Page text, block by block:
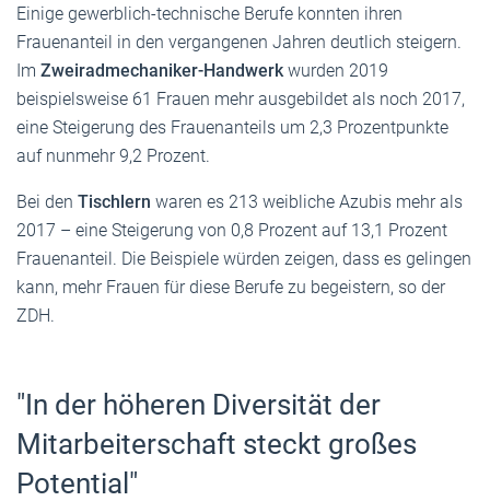
Einige gewerblich-technische Berufe konnten ihren
Frauenanteil in den vergangenen Jahren deutlich steigern.
Im Zweiradmechaniker-Handwerk wurden 2019
beispielsweise 61 Frauen mehr ausgebildet als noch 2017,
eine Steigerung des Frauenanteils um 2,3 Prozentpunkte
auf nunmehr 9,2 Prozent.
Bei den Tischlern waren es 213 weibliche Azubis mehr als
2017 – eine Steigerung von 0,8 Prozent auf 13,1 Prozent
Frauenanteil. Die Beispiele würden zeigen, dass es gelingen
kann, mehr Frauen für diese Berufe zu begeistern, so der
ZDH.
"In der höheren Diversität der
Mitarbeiterschaft steckt großes
Potential"